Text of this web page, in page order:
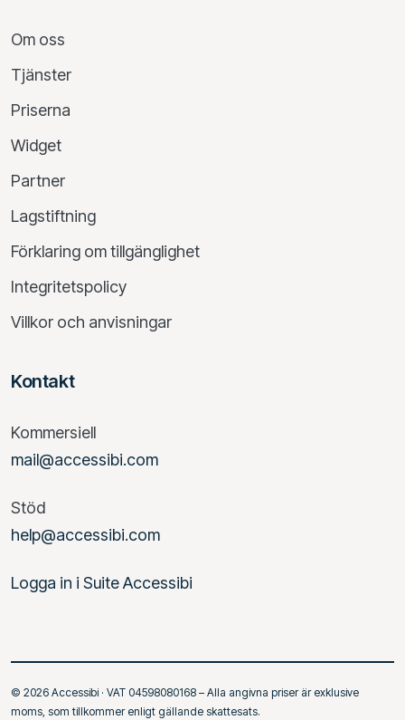
Om oss
Tjänster
Priserna
Widget
Partner
Lagstiftning
Förklaring om tillgänglighet
Integritetspolicy
Villkor och anvisningar
Kontakt
Kommersiell
mail@accessibi.com
Stöd
help@accessibi.com
Logga in i Suite Accessibi
© 2026 Accessibi · VAT 04598080168 – Alla angivna priser är exklusive
moms, som tillkommer enligt gällande skattesats.